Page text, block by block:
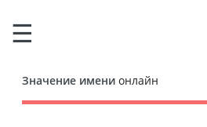
Значение имени онлайн